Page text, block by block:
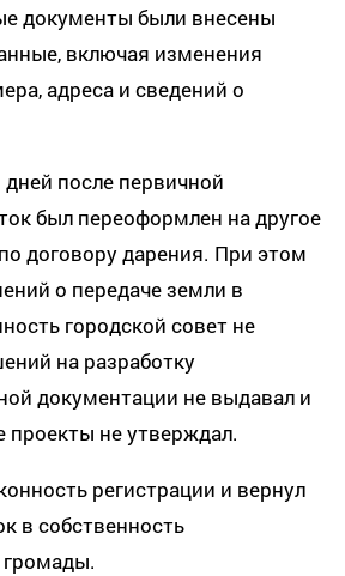
документы были внесены
включая изменения
адреса и сведений о
после первичной
был переоформлен на другое
договору дарения. При этом
о передаче земли в
городской совет не
на разработку
документации не выдавал и
не утверждал.
регистрации и вернул
в собственность